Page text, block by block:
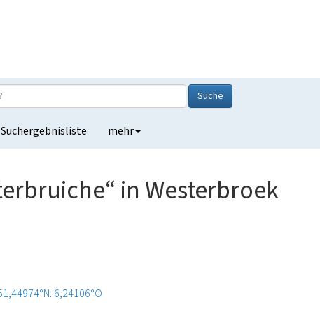
Suche
Suchergebnisliste mehr
in Westerbroek
6,24106°O